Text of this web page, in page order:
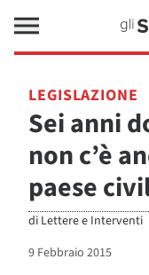
LEGISLAZIONE
Sei anni
non c’è
paese
di Lettere e Interventi
9 Febbraio 2015